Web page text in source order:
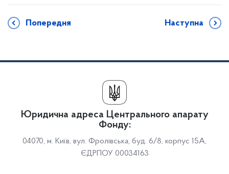
Попередня Наступна
Юридична адреса Центрального апарату
Фонду:
04070, м. Київ, вул. Фролівська, буд. 6/8, корпус 15А,
ЄДРПОУ 00034163